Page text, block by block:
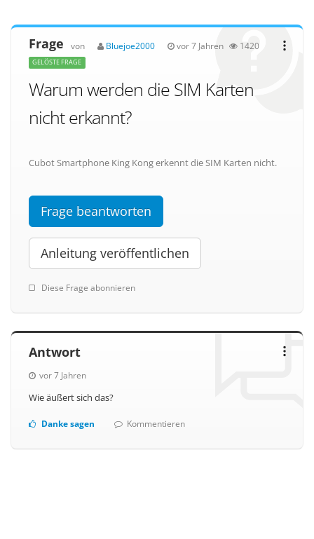
Frage von Bluejoe2000 vor 7 Jahren 1420
GELÖSTE FRAGE
Warum werden die SIM Karten
nicht erkannt?
Cubot Smartphone King Kong erkennt die SIM Karten nicht.
Frage beantworten
Anleitung veröffentlichen
Diese Frage abonnieren
Antwort
vor 7 Jahren
Wie äußert sich das?
Danke sagen Kommentieren